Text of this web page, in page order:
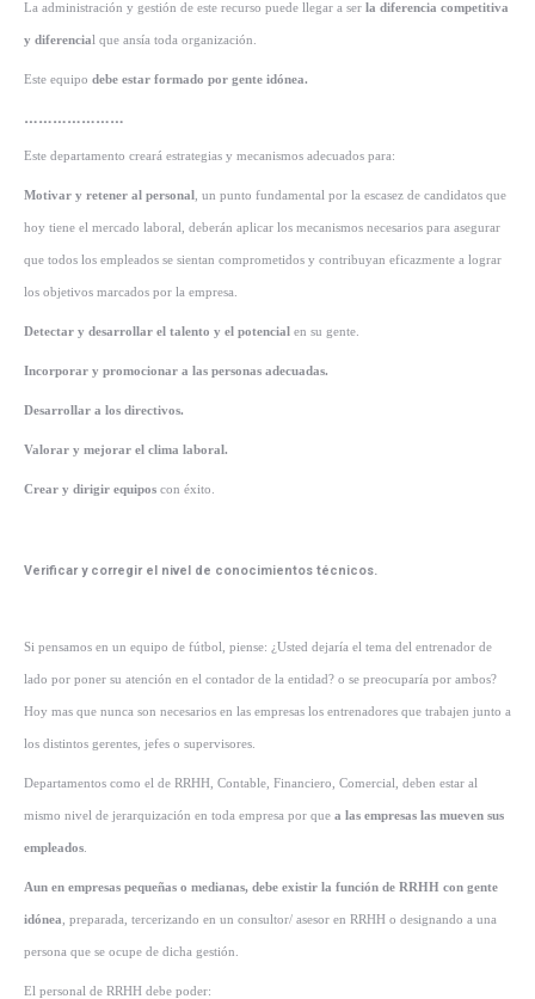
La administración y gestión de este recurso puede llegar a ser la diferencia competitiva
y diferencial que ansía toda organización.
Este equipo debe estar formado por gente idónea.
…………………
Este departamento creará estrategias y mecanismos adecuados para:
Motivar y retener al personal , un punto fundamental por la escasez de candidatos que
hoy tiene el mercado laboral, deberán aplicar los mecanismos necesarios para asegurar
que todos los empleados se sientan comprometidos y contribuyan eficazmente a lograr
los objetivos marcados por la empresa.
Detectar y desarrollar el talento y el potencial en su gente.
Incorporar y promocionar a las personas adecuadas.
Desarrollar a los directivos.
Valorar y mejorar el clima laboral.
Crear y dirigir equipos con éxito.
Verificar y corregir el nivel de conocimientos técnicos.
Si pensamos en un equipo de fútbol, piense: ¿Usted dejaría el tema del entrenador de
lado por poner su atención en el contador de la entidad? o se preocuparía por ambos?
Hoy mas que nunca son necesarios en las empresas los entrenadores que trabajen junto a
los distintos gerentes, jefes o supervisores.
Departamentos como el de RRHH, Contable, Financiero, Comercial, deben estar al
mismo nivel de jerarquización en toda empresa por que a las empresas las mueven sus
empleados
Aun en empresas pequeñas o medianas, debe existir la función de RRHH con gente
idónea , preparada, tercerizando en un consultor/ asesor en RRHH o designando a una
persona que se ocupe de dicha gestión.
El personal de RRHH debe poder: